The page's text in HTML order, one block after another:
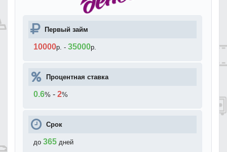
Первый займ
10000р. - 35000р.
Процентная ставка
0.6% - 2%
Срок
до 365 дней